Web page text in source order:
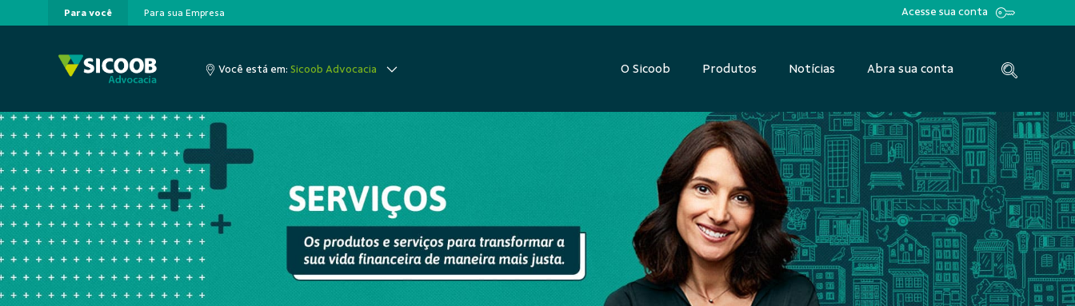
Pular para o Conteúdo principal
Para você Para sua Empresa Acesse sua conta
Você está em: Sicoob Advocacia O Sicoob Produtos Notícias Abra sua conta